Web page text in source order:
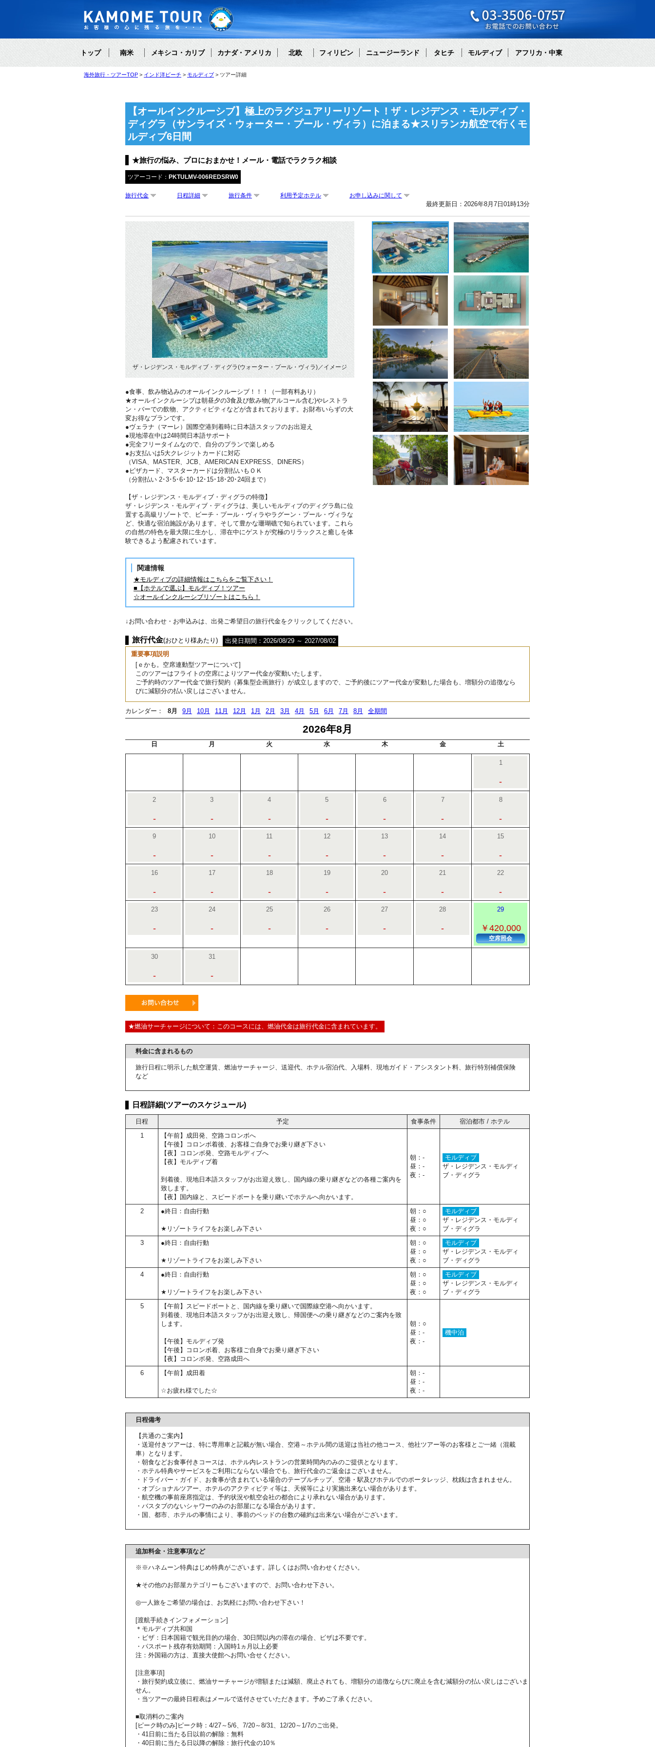
トップ 南米 メキシコ・カリブ カナダ・アメリカ 北欧 フィリピン ニュージーランド タヒチ モルディブ アフリカ・中東
海外旅行・ツアーTOP インド洋ビーチ モルディブ ツアー詳細
【オールインクルーシブ】極上のラグジュアリーリゾート！ザ・レジデンス・モルディブ・
ディグラ（サンライズ・ウォーター・プール・ヴィラ）に泊まる★スリランカ航空で行くモ
ルディブ6日間
★旅行の悩み、プロにおまかせ！メール・電話でラクラク相談
ツアーコード： PKTULMV-006REDSRW0
旅行代金 日程詳細 旅行条件 利用予定ホテル お申し込みに関して
最終更新日：2026年8月7日01時13分
ザ・レジデンス・モルディブ・ディグラ(ウォーター・プール・ヴィラ)／イメージ
●食事、飲み物込みのオールインクルーシブ！！！（一部有料あり）
★オールインクルーシブは朝昼夕の3食及び飲み物(アルコール含む)やレストラ
ン・バーでの飲物、アクティビティなどが含まれております。お財布いらずの大
変お得なプランです。
●ヴェラナ（マーレ）国際空港到着時に日本語スタッフのお出迎え
●現地滞在中は24時間日本語サポート
●完全フリータイムなので、自分のプランで楽しめる
●お支払いは5大クレジットカードに対応
（VISA、MASTER、JCB、AMERICAN EXPRESS、DINERS）
●ビザカード、マスターカードは分割払いもＯＫ
（分割払い 2･3･5･6･10･12･15･18･20･24回まで）
【ザ・レジデンス・モルディブ・ディグラの特徴】
ザ・レジデンス・モルディブ・ディグラは、美しいモルディブのディグラ島に位
置する高級リゾートで、ビーチ・プール・ヴィラやラグーン・プール・ヴィラな
ど、快適な宿泊施設があります。そして豊かな珊瑚礁で知られています。これら
の自然の特色を最大限に生かし、滞在中にゲストが究極のリラックスと癒しを体
験できるよう配慮されています。
関連情報
★モルディブの詳細情報はこちらをご覧下さい！
■【ホテルで選ぶ】モルディブ！ツアー
☆オールインクルーシブリゾートはこちら！
↓お問い合わせ・お申込みは、出発ご希望日の旅行代金をクリックしてください。
旅行代金(おひとり様あたり)
出発日期間：2026/08/29 ～ 2027/08/02
重要事項説明
[ｅかも。空席連動型ツアーについて]
このツアーはフライトの空席によりツアー代金が変動いたします。
ご予約時のツアー代金で旅行契約（募集型企画旅行）が成立しますので、ご予約後にツアー代金が変動した場合も、増額分の追徴なら
びに減額分の払い戻しはございません。
カレンダー： 8月 9月 10月 11月 12月 1月 2月 3月 4月 5月 6月 7月 8月 全期間
2026年8月
日 月 火 水 木 金 土
1
-
2
-
3
-
4
-
5
-
6
-
7
-
8
-
9
-
10
-
11
-
12
-
13
-
14
-
15
-
16
-
17
-
18
-
19
-
20
-
21
-
22
-
23
-
24
-
25
-
26
-
27
-
28
-
29
￥420,000
空席照会
30
-
31
-
★燃油サーチャージについて：このコースには、燃油代金は旅行代金に含まれています。
料金に含まれるもの
旅行日程に明示した航空運賃、燃油サーチャージ、送迎代、ホテル宿泊代、入場料、現地ガイド・アシスタント料、旅行特別補償保険
など
日程詳細(ツアーのスケジュール)
日程 予定 食事条件
宿泊都市 / ホテル
1
【午前】成田発、空路コロンボへ
【午後】コロンボ着後、お客様ご自身でお乗り継ぎ下さい
【夜】コロンボ発、空路モルディブへ
【夜】モルディブ着
到着後、現地日本語スタッフがお出迎え致し、国内線の乗り継ぎなどの各種ご案内を
致します。
【夜】国内線と、スピードボートを乗り継いでホテルへ向かいます。
朝：-
昼：-
夜：-
モルディブ
ザ・レジデンス・モルディ
ブ・ディグラ
2 ●終日：自由行動
★リゾートライフをお楽しみ下さい
朝：○
昼：○
夜：○
モルディブ
ザ・レジデンス・モルディ
ブ・ディグラ
3
●終日：自由行動
★リゾートライフをお楽しみ下さい
朝：○
昼：○
夜：○
モルディブ
ザ・レジデンス・モルディ
ブ・ディグラ
4
●終日：自由行動
★リゾートライフをお楽しみ下さい
朝：○
昼：○
夜：○
モルディブ
ザ・レジデンス・モルディ
ブ・ディグラ
5
【午前】スピードボートと、国内線を乗り継いで国際線空港へ向かいます。
到着後、現地日本語スタッフがお出迎え致し、帰国便への乗り継ぎなどのご案内を致
します。
【午後】モルディブ発
【午後】コロンボ着、お客様ご自身でお乗り継ぎ下さい
【夜】コロンボ発、空路成田へ
朝：○
昼：-
夜：-
機中泊
6 【午前】成田着
☆お疲れ様でした☆
朝：-
昼：-
夜：-
日程備考
【共通のご案内】
・送迎付きツアーは、特に専用車と記載が無い場合、空港～ホテル間の送迎は当社の他コース、他社ツアー等のお客様とご一緒（混載
車）となります。
・朝食などお食事付きコースは、ホテル内レストランの営業時間内のみのご提供となります。
・ホテル特典やサービスをご利用にならない場合でも、旅行代金のご返金はございません。
・ドライバー・ガイド、お食事が含まれている場合のテーブルチップ、空港・駅及びホテルでのポータレッジ、枕銭は含まれません。
・オプショナルツアー、ホテルのアクティビティ等は、天候等により実施出来ない場合があります。
・航空機の事前座席指定は、予約状況や航空会社の都合により承れない場合があります。
・バスタブのないシャワーのみのお部屋になる場合があります。
・国、都市、ホテルの事情により、事前のベッドの台数の確約は出来ない場合がございます。
追加料金・注意事項など
※※ハネムーン特典はじめ特典がございます。詳しくはお問い合わせください。
★その他のお部屋カテゴリーもございますので、お問い合わせ下さい。
◎一人旅をご希望の場合は、お気軽にお問い合わせ下さい！
[渡航手続きインフォメーション]
＊モルディブ共和国
・ビザ：日本国籍で観光目的の場合、30日間以内の滞在の場合、ビザは不要です。
・パスポート残存有効期間：入国時1ヵ月以上必要
注：外国籍の方は、直接大使館へお問い合せください。
[注意事項]
・旅行契約成立後に、燃油サーチャージが増額または減額、廃止されても、増額分の追徴ならびに廃止を含む減額分の払い戻しはございま
せん。
・当ツアーの最終日程表はメールで送付させていただきます。予めご了承ください。
■取消料のご案内
[ピーク時のみ]ピーク時：4/27～5/6、7/20～8/31、12/20～1/7のご出発。
・41日前に当たる日以前の解除：無料
・40日前に当たる日以降の解除：旅行代金の10％